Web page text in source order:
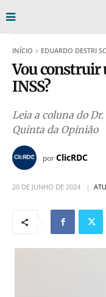
INÍCIO EDUARDO DESTRI
Vou construir
INSS?
Leia a coluna do
Quinta da Opinião
porClicRDC
20 DE JUNHO DE 2024